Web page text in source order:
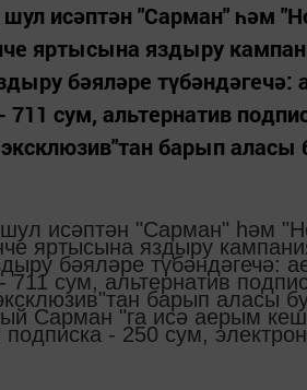
шул исәп­тән "Сар­ман" һәм
яр­ты­сы­на яз­ды­ру
бә­я­лә­ре
сум, аль­тер­на­тив
ба­рып ала­сы
шул исәп­тән "Сар­ман" һәм
яр­ты­сы­на яз­ды­ру
бә­я­лә­ре тү­бән­дә­ге­чә:
сум, аль­тер­на­тив
ба­рып ала­сы
Сар­ман "га исә ае­рым
под­пис­ка - 250 сум,